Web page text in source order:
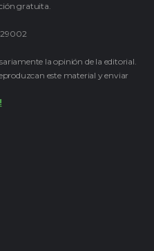
gratuita.
la opinión de la editorial.
este material y enviar